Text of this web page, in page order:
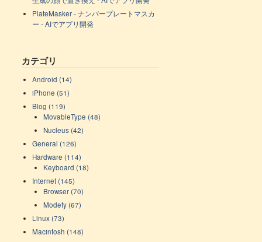
PlateMasker - ナンバープレートマスカ
ー - AIでアプリ開発
カテゴリ
Android (14)
iPhone (51)
Blog (119)
MovableType (48)
Nucleus (42)
General (126)
Hardware (114)
Keyboard (18)
Internet (145)
Browser (70)
Modefy (67)
Linux (73)
Macintosh (148)